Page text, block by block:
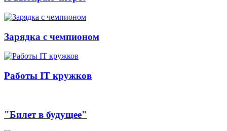
Зарядка с чемпионом
Работы IT кружков
"Билет в будущее"